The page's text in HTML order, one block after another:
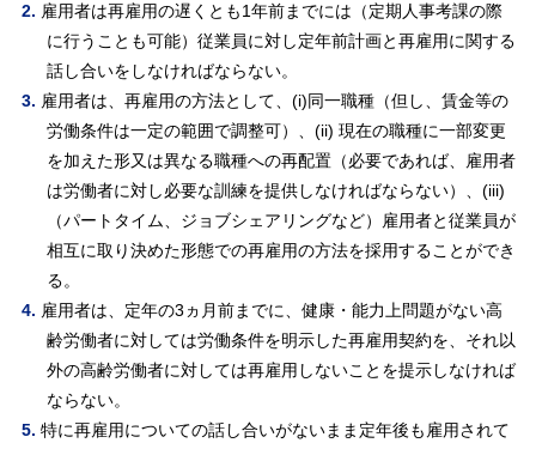
雇用者は再雇用の遅くとも1年前までには（定期人事考課の際
に行うことも可能）従業員に対し定年前計画と再雇用に関する
話し合いをしなければならない。
雇用者は、再雇用の方法として、(i)同一職種（但し、賃金等の
労働条件は一定の範囲で調整可）、(ii) 現在の職種に一部変更
を加えた形又は異なる職種への再配置（必要であれば、雇用者
は労働者に対し必要な訓練を提供しなければならない）、(iii)
（パートタイム、ジョブシェアリングなど）雇用者と従業員が
相互に取り決めた形態での再雇用の方法を採用することができ
る。
雇用者は、定年の3ヵ月前までに、健康・能力上問題がない高
齢労働者に対しては労働条件を明示した再雇用契約を、それ以
外の高齢労働者に対しては再雇用しないことを提示しなければ
ならない。
特に再雇用についての話し合いがないまま定年後も雇用されて